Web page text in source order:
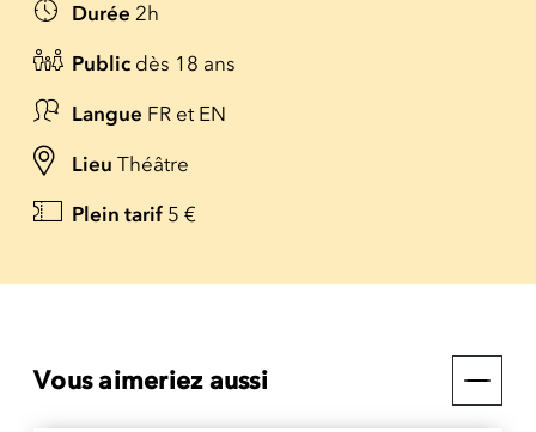
Durée 2h
Public dès 18 ans
Langue FR et EN
Lieu Théâtre
Plein tarif 5 €
Vous aimeriez aussi